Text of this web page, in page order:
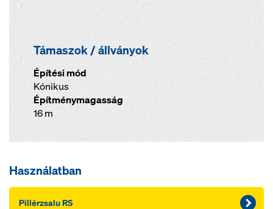
Támaszok / állványok
Építési mód
Kónikus
Építménymagasság
16 m
Használatban
Pillérzsalu RS